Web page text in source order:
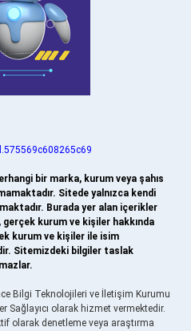
bir marka, kurum veya şahıs
Sitede yalnızca kendi
Burada yer alan içerikler
kurum ve kişiler hakkında
kurum ve kişiler ile isim
Sitemizdeki bilgiler taslak
Bilgi Teknolojileri ve İletişim Kurumu
Sağlayıcı olarak hizmet vermektedir.
olarak denetleme veya araştırma